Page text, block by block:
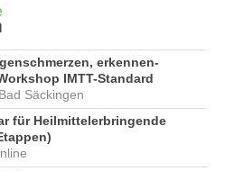
erkennen-
IMTT-Standard
Säckingen
für Heilmittelerbringende